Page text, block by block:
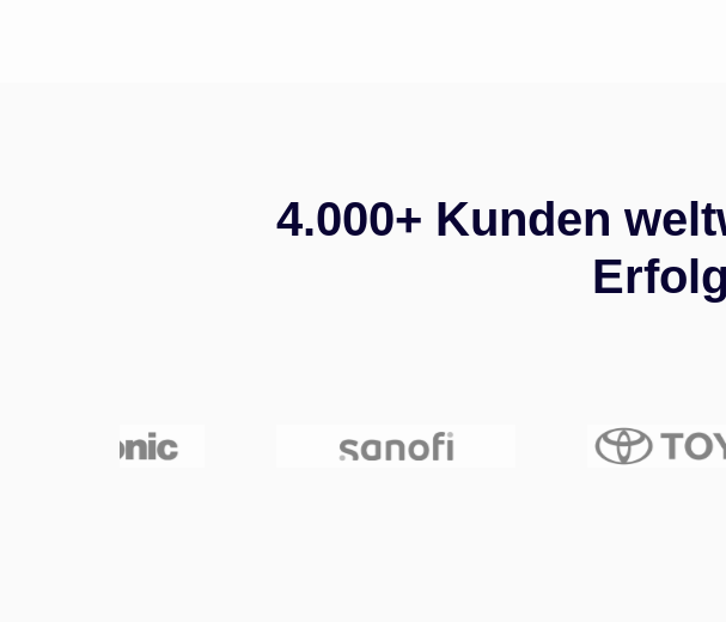
4.000+ Kunden